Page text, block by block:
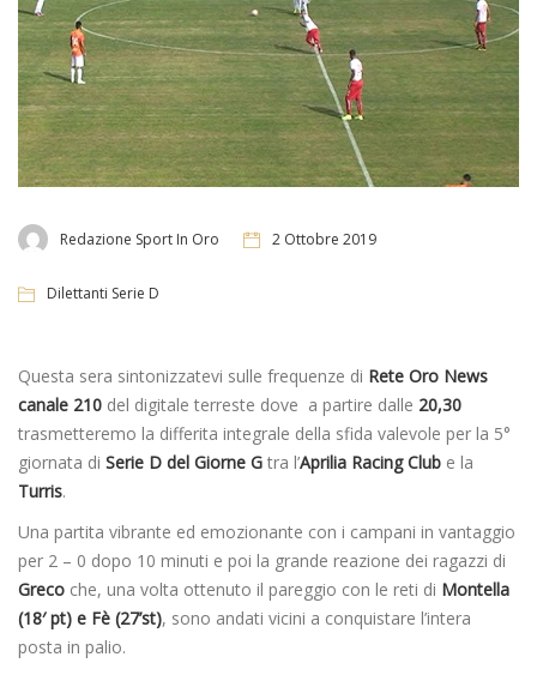
Redazione Sport In Oro 2 Ottobre 2019
Dilettanti Serie D
Questa sera sintonizzatevi sulle frequenze di Rete Oro News
canale 210 del digitale terreste dove a partire dalle 20,30
trasmetteremo la differita integrale della sfida valevole per la 5°
giornata di Serie D del Giorne G tra l’Aprilia Racing Club e la
Turris.
Una partita vibrante ed emozionante con i campani in vantaggio
per 2 – 0 dopo 10 minuti e poi la grande reazione dei ragazzi di
Greco che, una volta ottenuto il pareggio con le reti di Montella
(18′ pt) e Fè (27’st), sono andati vicini a conquistare l’intera
posta in palio.